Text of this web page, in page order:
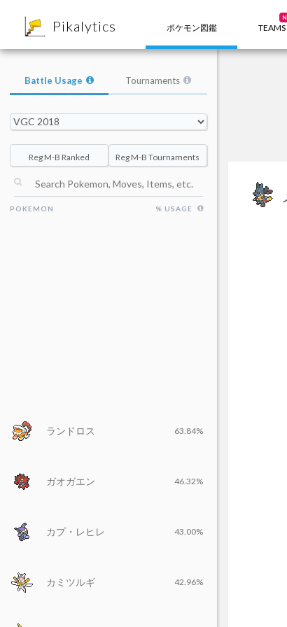
Pikalytics ポケモン図鑑 TEAMS
Battle Usage Tournaments
Reg M-B Ranked Reg M-B Tournaments
POKEMON % USAGE
ランドロス 63.84%
ガオガエン 46.32%
カプ・レヒレ 43.00%
カミツルギ 42.96%